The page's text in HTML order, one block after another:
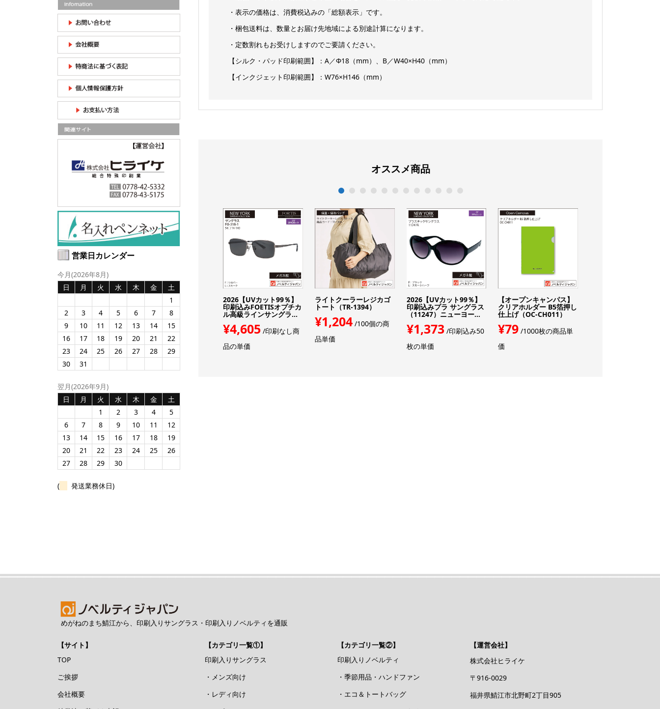
・表示の価格は、消費税込みの「総額表示」です。
・梱包送料は、数量とお届け先地域による別途計算になります。
・定数割れもお受けしますのでご要請ください。
【シルク・パッド印刷範囲】：A／Φ18（mm）、B／W40×H40（mm）
【インクジェット印刷範囲】：W76×H146（mm）
オススメ商品
印刷込みプラ サングラス
（11269）ニューヨー...
¥1,128/印刷込み50
枚の単価
【MC】トリプルランタン
ライト（BA230）
¥303 /100個の商品単
価
2026【UVカット99％】
印刷込みFOETISオプチカ
ル高級ラインサングラ...
¥4,605 /印刷なし商
品の単価
ライトクーラーレジカゴ
トート（TR-1394）
¥1,204/100個の商
品単価
2026【UVカット99％】
印刷込みプラ サングラス
（11247）ニューヨー...
¥1,373/印刷込み50
枚の単価
【オープンキャンパス】
クリアホルダー B5箔押し
仕上げ（OC-CH011）
¥79 /1000枚の商品単
価
1 2 3 4 5 6 7 8 9 10 11 12
営業日カレンダー
今月(2026年8月)
日
月 火 水 木 金
土
1
2
3 4 5 6 7
8
9
10 11 12 13 14
15
16
17 18 19 20 21
22
23
24 25 26 27 28
29
30
31
翌月(2026年9月)
日
月 火 水 木 金
土
1
2 3 4
5
6
7 8 9 10 11
12
13
14 15 16 17 18
19
20
21 22 23 24 25
26
27
28 29 30
( 発送業務休日)
めがねのまち鯖江から、印刷入りサングラス・印刷入りノベルティを通販
【サイト】
TOP
ご挨拶
会社概要
【カテゴリ一覧①】
印刷入りサングラス
・メンズ向け
・レディ向け
【カテゴリ一覧②】
印刷入りノベルティ
・季節用品・ハンドファン
・エコ＆トートバッグ
【運営会社】
株式会社ヒライケ
〒916-0029
福井県鯖江市北野町2丁目905